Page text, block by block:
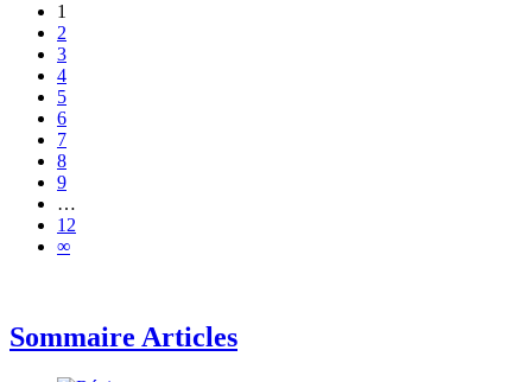
1
2
3
4
5
6
7
8
9
…
12
∞
Sommaire Articles